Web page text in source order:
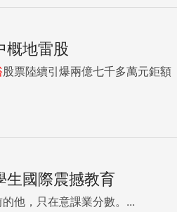
，像是：「禮拜三沒有會議，我
去，九點回來上班剛剛好！」 但
家一起打球嗎？如果人家說有事，
思再問了，彼此的生活型態已經
還有共同語言。等你退休以後，
就把所有
係一刀剪斷，以避免關說的合作
遭環境讓
味著你的生活環境、人際關係全
的兩個世界，一定要早做準備。
概地雷股
股票陸續引爆兩億七千多萬元鉅額
國際震撼教育
他，只在意課業分數。...